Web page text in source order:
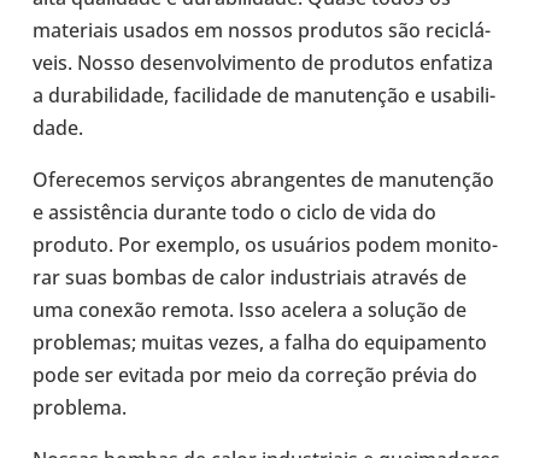
mate­ri­ais usados em nossos pro­du­tos são reci­clá­
veis. Nosso desen­vol­vi­mento de pro­du­tos enfa­tiza
a dura­bi­li­dade, faci­li­dade de manu­ten­ção e usa­bi­li­
dade.
Ofe­re­ce­mos ser­vi­ços abran­gen­tes de manu­ten­ção
e assis­tên­cia durante todo o ciclo de vida do
produto. Por exemplo, os usuá­rios podem moni­to­
rar suas bombas de calor indus­tri­ais através de
uma conexão remota. Isso acelera a solução de
pro­ble­mas; muitas vezes, a falha do equi­pa­mento
pode ser evitada por meio da cor­re­ção prévia do
pro­blema.